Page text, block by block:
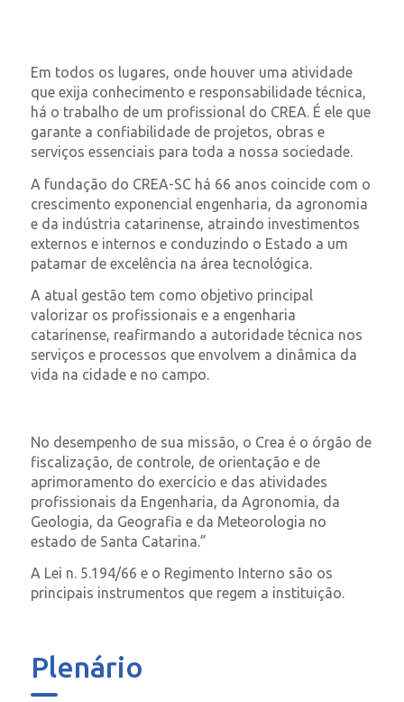
Em todos os lugares, onde houver uma atividade
que exija conhecimento e responsabilidade técnica,
há o trabalho de um profissional do CREA. É ele que
garante a confiabilidade de projetos, obras e
serviços essenciais para toda a nossa sociedade.
A fundação do CREA-SC há 66 anos coincide com o
crescimento exponencial engenharia, da agronomia
e da indústria catarinense, atraindo investimentos
externos e internos e conduzindo o Estado a um
patamar de excelência na área tecnológica.
A atual gestão tem como objetivo principal
valorizar os profissionais e a engenharia
catarinense, reafirmando a autoridade técnica nos
serviços e processos que envolvem a dinâmica da
vida na cidade e no campo.
No desempenho de sua missão, o Crea é o órgão de
fiscalização, de controle, de orientação e de
aprimoramento do exercício e das atividades
profissionais da Engenharia, da Agronomia, da
Geologia, da Geografia e da Meteorologia no
estado de Santa Catarina.”
A Lei n. 5.194/66 e o Regimento Interno são os
principais instrumentos que regem a instituição.
Plenário